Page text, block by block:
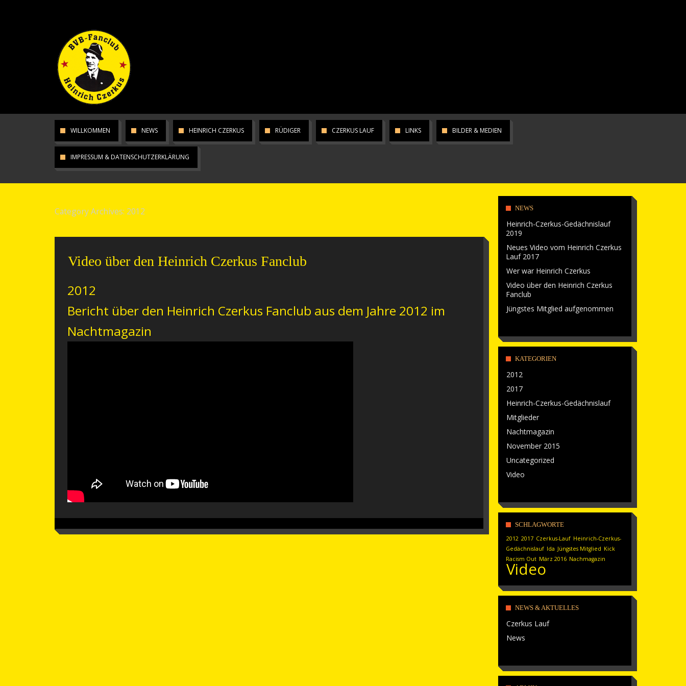
WILLKOMMEN NEWS HEINRICH CZERKUS RÜDIGER CZERKUS LAUF LINKS BILDER & MEDIEN
IMPRESSUM & DATENSCHUTZERKLÄRUNG
Category Archives: 2012
Video über den Heinrich Czerkus Fanclub
2012
Bericht über den Heinrich Czerkus Fanclub aus dem Jahre 2012 im
Nachtmagazin
NEWS
Heinrich-Czerkus-Gedächnislauf
2019
Neues Video vom Heinrich Czerkus
Lauf 2017
Wer war Heinrich Czerkus
Video über den Heinrich Czerkus
Fanclub
Jüngstes Mitglied aufgenommen
KATEGORIEN
2012
2017
Heinrich-Czerkus-Gedächnislauf
Mitglieder
Nachtmagazin
November 2015
Uncategorized
Video
SCHLAGWORTE
2012 2017 Czerkus-Lauf Heinrich-Czerkus-
Gedächnislauf Ida Jüngstes Mitglied Kick
Racism Out März 2016 Nachmagazin
Video
NEWS & AKTUELLES
Czerkus Lauf
News